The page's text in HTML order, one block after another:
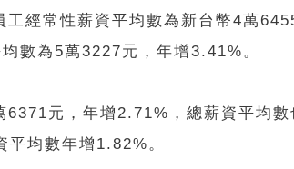
經常性薪資平均數為新台幣4萬
數為5萬3227元，年增3.41%。
元，年增2.71%，總薪資平均數
均數年增1.82%。